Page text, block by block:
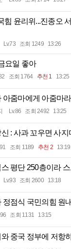
힘 윤리위...진종오
Lv.73 조회 1249 13:26
요일 좋아
조회 1764 추천 1 13:25
아줌마에게 아줌마
Lv.86 조회 2492 13:25
: 사과 꼬우면 사지
조회 1189 추천 2 13:19
평단 250층이라
Lv.93 조회 2600 13:18
정점식 국민의힘 원
조회 1131 13:15
중국 정부에 저항